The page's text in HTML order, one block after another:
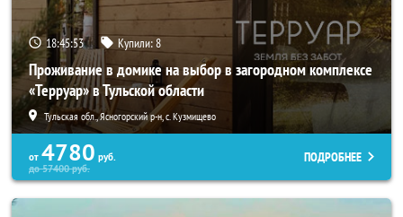
18:45:52 Купили:8
Проживание в домике на выбор в загородном комплексе
«Терруар» в Тульской области
Тульская обл., Ясногорский р-н, с. Кузмищево
от 4780 руб.
до57400руб.
ПОДРОБНЕЕ